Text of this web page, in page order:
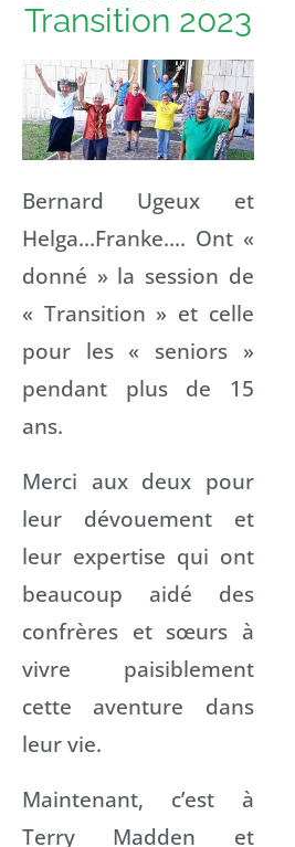
Transition 2023
Bernard Ugeux et
Helga…Franke…. Ont «
donné » la session de
« Transition » et celle
pour les « seniors »
pendant plus de 15
ans.
Merci aux deux pour
leur dévouement et
leur expertise qui ont
beaucoup aidé des
confrères et sœurs à
vivre paisiblement
cette aventure dans
leur vie.
Maintenant, c’est à
Terry Madden et